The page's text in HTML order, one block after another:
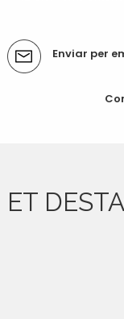
Accions
del
Enviar per
ET